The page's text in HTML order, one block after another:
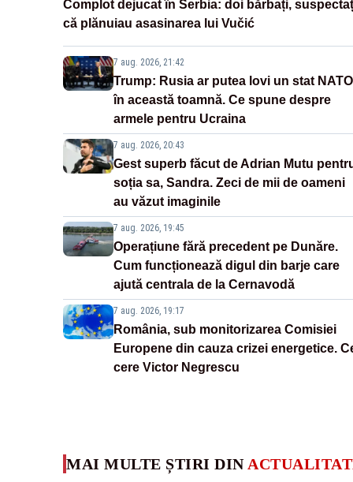
Complot dejucat în Serbia: doi bărbați,
că plănuiau asasinarea lui Vučić
7 aug. 2026, 21:42
Trump: Rusia ar putea lovi un stat NATO
în această toamnă. Ce spune despre
armele pentru Ucraina
7 aug. 2026, 20:43
Gest superb făcut de Adrian Mutu
soția sa, Sandra. Zeci de mii de oameni
au văzut imaginile
7 aug. 2026, 19:45
Operațiune fără precedent pe Dunăre.
Cum funcționează digul din barje care
ajută centrala de la Cernavodă
7 aug. 2026, 19:17
România, sub monitorizarea Comisiei
Europene din cauza crizei energetice.
cere Victor Negrescu
MAI MULTE ȘTIRI DIN